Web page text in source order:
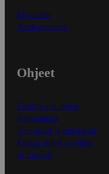
Myymälät
Asiakaspalvelu
Ohjeet
Ensitilaajan ohjeet
Näin maksat
Näin tilaat ja muokkaat
Kaikki ohjeet ja vinkit
In English